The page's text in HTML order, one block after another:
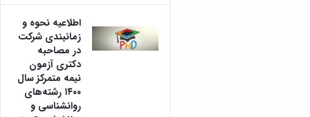
اطلاعیه نحوه و
زمانبندی شرکت
در مصاحبه
دکتری آزمون
نیمه متمرکز سال
۱۴۰۰ رشته‌های
روانشناسی و